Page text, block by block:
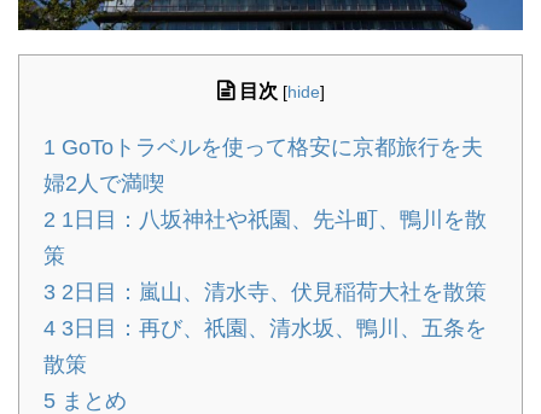
目次 [hide]
1 GoToトラベルを使って格安に京都旅行を夫
婦2人で満喫
2 1日目：八坂神社や祇園、先斗町、鴨川を散
策
3 2日目：嵐山、清水寺、伏見稲荷大社を散策
4 3日目：再び、祇園、清水坂、鴨川、五条を
散策
5 まとめ